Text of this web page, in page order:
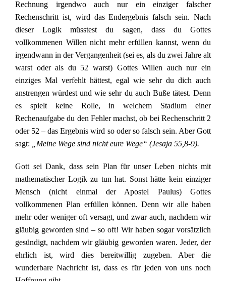
Rechnung irgendwo auch nur ein einziger falscher
Rechenschritt ist, wird das Endergebnis falsch sein. Nach
dieser Logik müsstest du sagen, dass du Gottes
vollkommenen Willen nicht mehr erfüllen kannst, wenn du
irgendwann in der Vergangenheit (sei es, als du zwei Jahre alt
warst oder als du 52 warst) Gottes Willen auch nur ein
einziges Mal verfehlt hättest, egal wie sehr du dich auch
anstrengen würdest und wie sehr du auch Buße tätest. Denn
es spielt keine Rolle, in welchem Stadium einer
Rechenaufgabe du den Fehler machst, ob bei Rechenschritt 2
oder 52 – das Ergebnis wird so oder so falsch sein. Aber Gott
sagt:
„Meine Wege sind nicht eure Wege“ (Jesaja 55,8-9).
Gott sei Dank, dass sein Plan für unser Leben nichts mit
mathematischer Logik zu tun hat. Sonst hätte kein einziger
Mensch (nicht einmal der Apostel Paulus) Gottes
vollkommenen Plan erfüllen können. Denn wir alle haben
mehr oder weniger oft versagt, und zwar auch, nachdem wir
gläubig geworden sind – so oft! Wir haben sogar vorsätzlich
gesündigt, nachdem wir gläubig geworden waren. Jeder, der
ehrlich ist, wird dies bereitwillig zugeben. Aber die
wunderbare Nachricht ist, dass es für jeden von uns noch